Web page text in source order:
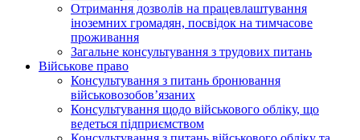
Отримання дозволів на працевлаштування
іноземних громадян, посвідок на тимчасове
проживання
Загальне консультування з трудових питань
Військове право
Консультування з питань бронювання
військовозобов’язаних
Консультування щодо військового обліку, що
ведеться підприємством